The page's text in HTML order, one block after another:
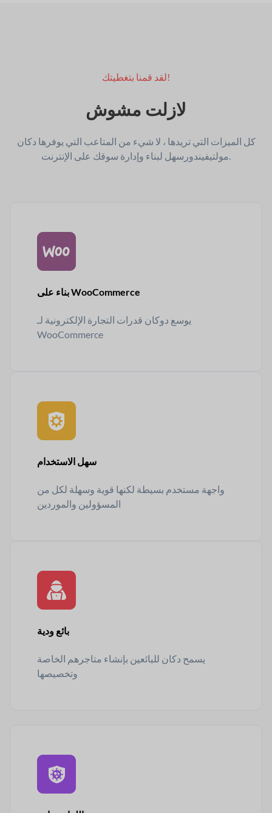
لقد قمنا بتغطيتك!
لازلت مشوش
كل الميزات التي تريدها ، لا شيء من المتاعب التي يوفرها دكان
مولتيفيندورسهل لبناء وإدارة سوقك على الإنترنت.
بناء على WooCommerce
يوسع دوكان قدرات التجارة الإلكترونية لـ
WooCommerce
سهل الاستخدام
واجهة مستخدم بسيطة لكنها قوية وسهلة لكل من
المسؤولين والموردين
بائع ودية
يسمح دكان للبائعين بإنشاء متاجرهم الخاصة
وتخصيصها